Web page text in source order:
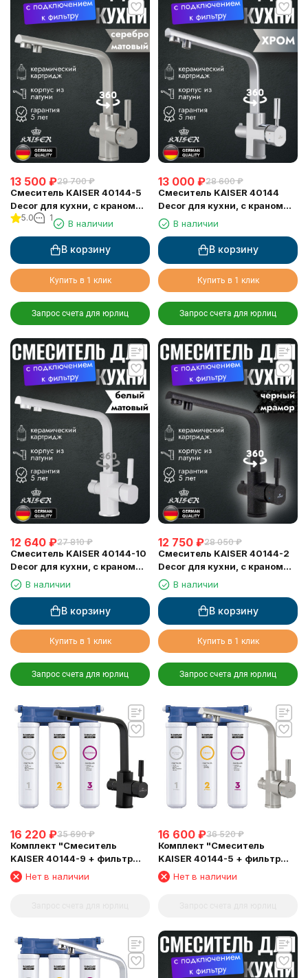
13 500 ₽29 700 ₽
Смеситель KAISER 40144-5
Decor для кухни, с краном
для питьевой воды, серебро
5.0 1
В наличии
В корзину
Купить в 1 клик
Запрос счета для юрлиц
13 000 ₽28 600 ₽
Смеситель KAISER 40144
Decor для кухни, с краном
для питьевой воды, Хром
В наличии
В корзину
Купить в 1 клик
Запрос счета для юрлиц
12 640 ₽27 810 ₽
Смеситель KAISER 40144-10
Decor для кухни, с краном
для питьевой воды, белый
глянц
В наличии
В корзину
Купить в 1 клик
Запрос счета для юрлиц
12 750 ₽28 050 ₽
Смеситель KAISER 40144-2
Decor для кухни, с краном
для питьевой воды, черный
мрамор
В наличии
В корзину
Купить в 1 клик
Запрос счета для юрлиц
16 220 ₽35 690 ₽
Комплект "Cмеситель
KAISER 40144-9 + фильтр
Барьер"
Нет в наличии
16 600 ₽36 520 ₽
Комплект "Cмеситель
KAISER 40144-5 + фильтр
Барьер"
Нет в наличии